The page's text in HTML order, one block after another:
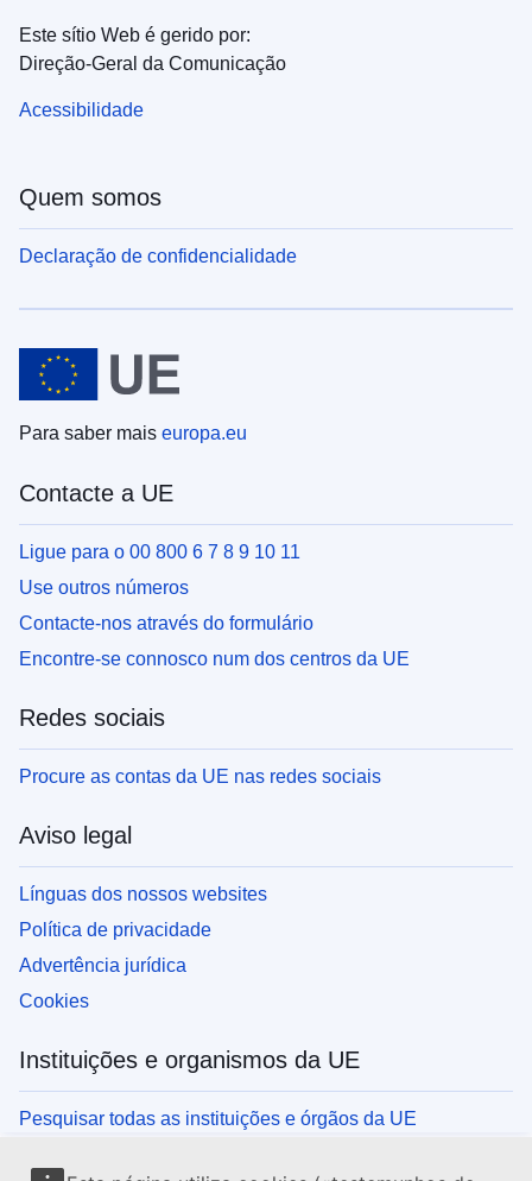
Este sítio Web é gerido por:
Direção-Geral da Comunicação
Acessibilidade
Quem somos
Declaração de confidencialidade
Para saber mais europa.eu
Contacte a UE
Ligue para o 00 800 6 7 8 9 10 11
Use outros números
Contacte-nos através do formulário
Encontre-se connosco num dos centros da UE
Redes sociais
Procure as contas da UE nas redes sociais
Aviso legal
Línguas dos nossos websites
Política de privacidade
Advertência jurídica
Cookies
Instituições e organismos da UE
Pesquisar todas as instituições e órgãos da UE